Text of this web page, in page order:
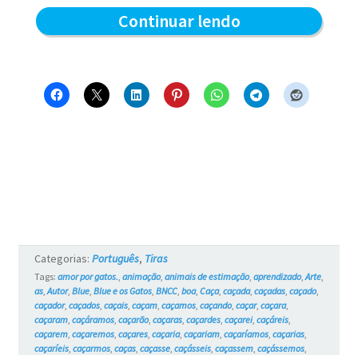
Continuar lendoPreparado
caçada?
Gatos
#6
Categorias: Português, Tiras
Tags: amor por gatos. animação, animais de estimação, aprendizado, Arte,
as, Autor, Blue, Blue e os Gatos, BNCC, boa, Caça, caçada, caçadas, caçado,
caçador, caçados, caçais, caçam, caçamos, caçando, caçar, caçara,
caçaram, caçáramos, caçarão, caçaras, caçardes, caçarei, caçáreis,
caçarem, caçaremos, caçares, caçaria, caçariam, caçaríamos, caçarias,
caçaríeis, caçarmos, caças, caçasse, caçásseis, caçassem, caçássemos,